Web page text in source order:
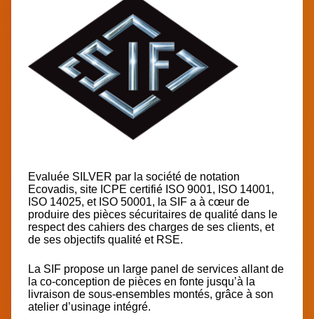
Evaluée SILVER par la société de notation
Ecovadis, site ICPE certifié ISO 9001, ISO 14001,
ISO 14025, et ISO 50001, la SIF a à cœur de
produire des pièces sécuritaires de qualité dans le
respect des cahiers des charges de ses clients, et
de ses objectifs qualité et RSE.
La SIF propose un large panel de services allant de
la co-conception de pièces en fonte jusqu’à la
livraison de sous-ensembles montés, grâce à son
atelier d’usinage intégré.